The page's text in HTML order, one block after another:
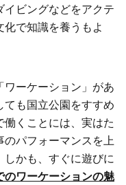
ビングなどをアクテ
で知識を養うもよ
ーケーション」があ
ても国立公園をすすめ
くことには、実はた
のパフォーマンスを上
かも、すぐに遊びに
のワーケーションの魅